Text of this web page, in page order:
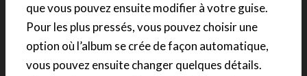
que vous pouvez ensuite modifier à votre guise.
Pour les plus pressés, vous pouvez choisir une
option où l’album se crée de façon automatique,
vous pouvez ensuite changer quelques détails.